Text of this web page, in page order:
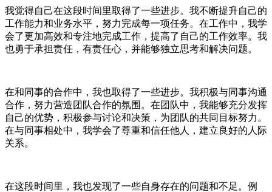
我觉得自己在这段时间里取得了一些进步。我不断提升自己的
工作能力和业务水平，努力完成每一项任务。在工作中，我学
会了更加高效和专注地完成工作，提高了自己的工作效率。我
也勇于承担责任，有责任心，并能够独立思考和解决问题。
在和同事的合作中，我也取得了一些进步。我积极与同事沟通
合作，努力营造团队合作的氛围。在团队中，我能够充分发挥
自己的优势，积极参与讨论和决策，为团队的共同目标努力。
在与同事相处中，我学会了尊重和信任他人，建立良好的人际
关系。
在这段时间里，我也发现了一些自身存在的问题和不足。例